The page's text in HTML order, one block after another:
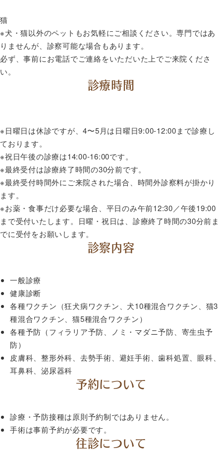
猫
※犬・猫以外のペットもお気軽にご相談ください。専門ではあ
りませんが、診察可能な場合もあります。
必ず、事前にお電話でご連絡をいただいた上でご来院くださ
い。
診療時間
※日曜日は休診ですが、4〜5月は日曜日9:00-12:00まで診療し
ております。
※祝日午後の診療は14:00-16:00です。
※最終受付は診療終了時間の30分前です。
※最終受付時間外にご来院された場合、時間外診察料が掛かり
ます。
※お薬・食事だけ必要な場合、平日のみ午前12:30／午後19:00
まで受付いたします。日曜・祝日は、診療終了時間の30分前ま
でに受付をお願いします。
診察内容
一般診療
健康診断
各種ワクチン（狂犬病ワクチン、犬10種混合ワクチン、猫3
種混合ワクチン、猫5種混合ワクチン）
各種予防（フィラリア予防、ノミ・マダニ予防、寄生虫予
防）
皮膚科、整形外科、去勢手術、避妊手術、歯科処置、眼科、
耳鼻科、泌尿器科
予約について
診療・予防接種は原則予約制ではありません。
手術は事前予約が必要です。
往診について